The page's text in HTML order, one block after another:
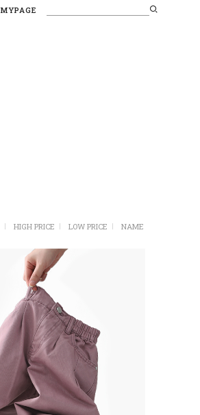
MYPAGE
HIGH PRICE LOW PRICE NAME